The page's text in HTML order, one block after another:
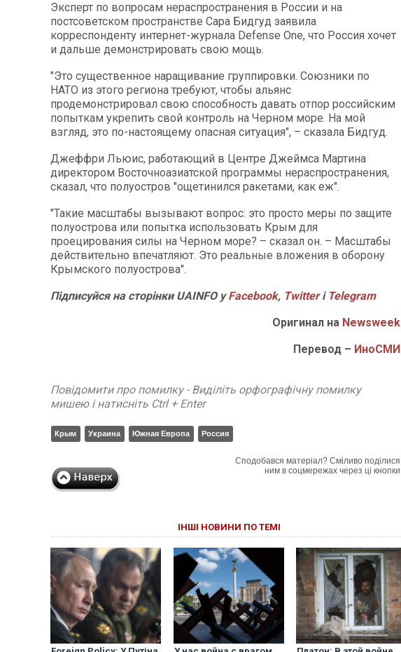
Эксперт по вопросам нераспространения в России и на
постсоветском пространстве Сара Бидгуд заявила
корреспонденту интернет-журнала Defense One, что Россия хочет
и дальше демонстрировать свою мощь.
"Это существенное наращивание группировки. Союзники по
НАТО из этого региона требуют, чтобы альянс
продемонстрировал свою способность давать отпор российским
попыткам укрепить свой контроль на Черном море. На мой
взгляд, это по-настоящему опасная ситуация", – сказала Бидгуд.
Джеффри Льюис, работающий в Центре Джеймса Мартина
директором Восточноазиатской программы нераспространения,
сказал, что полуостров "ощетинился ракетами, как еж".
"Такие масштабы вызывают вопрос: это просто меры по защите
полуострова или попытка использовать Крым для
проецирования силы на Черном море? – сказал он. – Масштабы
действительно впечатляют. Это реальные вложения в оборону
Крымского полуострова".
Підписуйся на сторінки UAINFO уFacebook, Twitter і Telegram
Оригинал на Newsweek
Перевод – ИноСМИ
Повідомити про помилку - Виділіть орфографічну помилку
мишею і натисніть Ctrl + Enter
Крым Украина Южная Европа Россия
Сподобався матеріал? Сміливо поділися
ним в соцмережах через ці кнопки
ІНШІ НОВИНИ ПО ТЕМІ